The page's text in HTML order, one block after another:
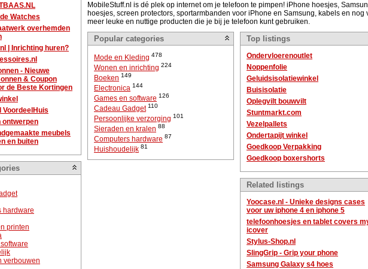
Watches
overhemden
| Inrichting huren?
- Nieuwe
& Coupon
de Beste Kortingen
VoordeelHuis
ontwerpen
meubels
en buiten
hardware
printen
verbouwen
MobileStuff.nl is dé plek op internet om je telefoon te pimpen! iPhone hoesjes,
hoesjes, screen protectors, sportarmbanden voor iPhone en Samsung, kabels en nog
meer leuke en nuttige producten die je bij je telefoon kunt gebruiken.
Popular categories
Mode en Kleding 478
Wonen en inrichting 224
Boeken 149
Electronica 144
Games en software 126
Cadeau Gadget 110
Persoonlijke verzorging 101
Sieraden en kralen 88
Computers hardware 87
Huishoudelijk 81
Top listings
Ondervloerenoutlet
Noppenfolie
Geluidsisolatiewinkel
Buisisolatie
Oplegvilt bouwvilt
Stuntmarkt.com
Vezelpallets
Ondertapijt winkel
Goedkoop Verpakking
Goedkoop boxershorts
Related listings
Yoocase.nl - Unieke designs cases
voor uw iphone 4 en iphone 5
telefoonhoesjes en tablet covers
icover
Stylus-Shop.nl
SlingGrip - Grip your phone
Samsung Galaxy s4 hoes